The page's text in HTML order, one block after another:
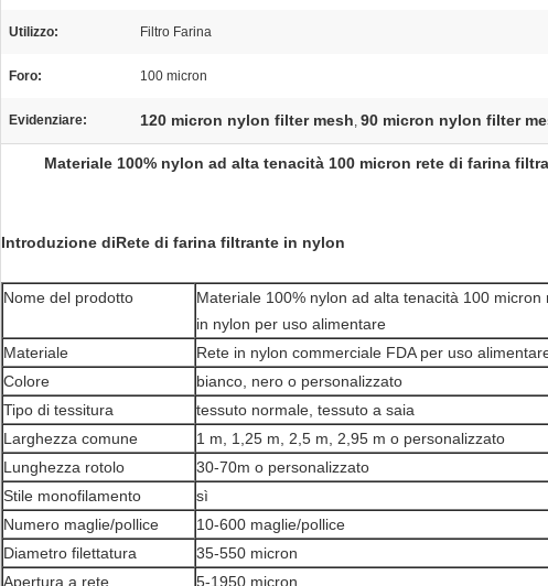
Utilizzo: Filtro Farina
Foro: 100 micron
Evidenziare: 120 micron nylon filter mesh, 90 micron nylon filter
Materiale 100% nylon ad alta tenacità 100 micron rete di farina
Introduzione diRete di farina filtrante in nylon
Nome del prodotto
Materiale 100% nylon ad alta tenacità 100
in nylon per uso alimentare
Materiale
Rete in nylon commerciale FDA per uso
Colore
bianco, nero o personalizzato
Tipo di tessitura
tessuto normale, tessuto a saia
Larghezza comune
1 m, 1,25 m, 2,5 m, 2,95 m o personalizzato
Lunghezza rotolo
30-70m o personalizzato
Stile monofilamento
sì
Numero maglie/pollice
10-600 maglie/pollice
Diametro filettatura
35-550 micron
Apertura a rete
5-1950 micron